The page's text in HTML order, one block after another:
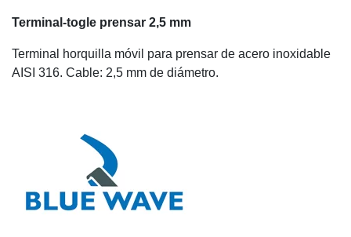
Terminal-togle prensar 2,5 mm
Terminal horquilla móvil para prensar de acero inoxidable
AISI 316. Cable: 2,5 mm de diámetro.